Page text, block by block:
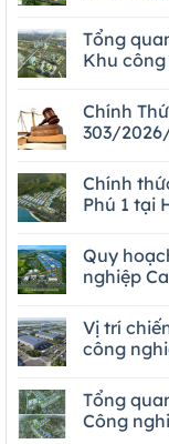
Tổng
Khu
Chính
303/
Chính
Phú 1 tại
Quy
nghiệp
Vị trí
công
Tổng
Công